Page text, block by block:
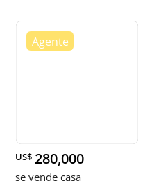
US$ 280,000
se vende casa